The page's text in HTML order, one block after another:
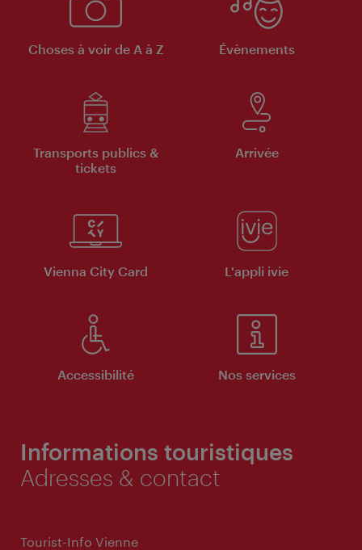
Choses à voir de A à Z Évènements
Transports publics &
tickets
Arrivée
Vienna City Card L'appli ivie
Accessibilité Nos services
Informations touristiques
Adresses & contact
Tourist-Info Vienne